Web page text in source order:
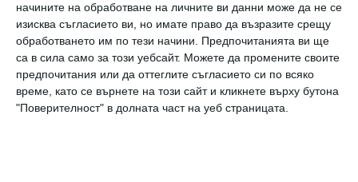
начините на обработване на личните ви данни може да не се
изисква съгласието ви, но имате право да възразите срещу
обработването им по тези начини. Предпочитанията ви ще
са в сила само за този уебсайт. Можете да промените своите
предпочитания или да оттеглите съгласието си по всяко
време, като се върнете на този сайт и кликнете върху бутона
"Поверителност" в долната част на уеб страницата.
Роби Уилямс за ботокса и диетите
Да поговорим
Може ли сурогатната майка да предаде